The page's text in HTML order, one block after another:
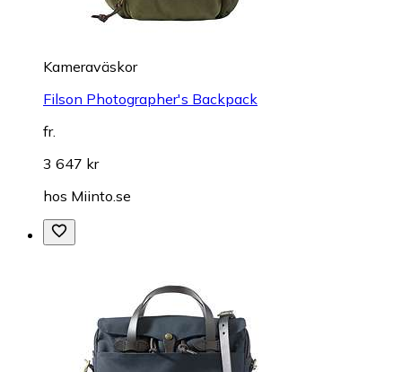
Kameraväskor
Filson Photographer's Backpack
fr.
3 647 kr
hos Miinto.se